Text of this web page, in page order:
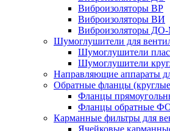
Виброизоляторы ВР
Виброизоляторы ВИ
Виброизоляторы
Шумоглушители для
Шумоглушители
Шумоглушители
Направляющие аппараты
Обратные фланцы
Фланцы
Фланцы обратные
Карманные фильтры для
Ячейковые